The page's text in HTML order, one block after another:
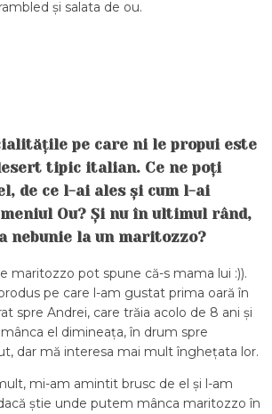
și salata de ou.
pe care ni le propui este
tipic italian. Ce ne poți
de ce l-ai ales și cum l-ai
Ou? Și nu în ultimul rând,
nebunie la un maritozzo?
maritozzo pot spune că-s mama lui :)).
pe care l-am gustat prima oară în
spre Andrei, care trăia acolo de 8 ani și
el dimineața, în drum spre
dar mă interesa mai mult înghețata lor.
mi-am amintit brusc de el și l-am
știe unde putem mânca maritozzo în